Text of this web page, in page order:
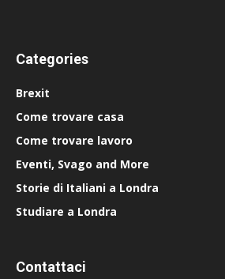
Categories
Brexit
Come trovare casa
Come trovare lavoro
Eventi, Svago and More
Storie di Italiani a Londra
Studiare a Londra
Contattaci